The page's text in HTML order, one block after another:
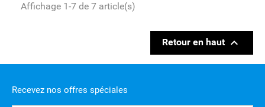
Affichage 1-7 de 7 article(s)
Retour en haut 
Recevez nos offres spéciales